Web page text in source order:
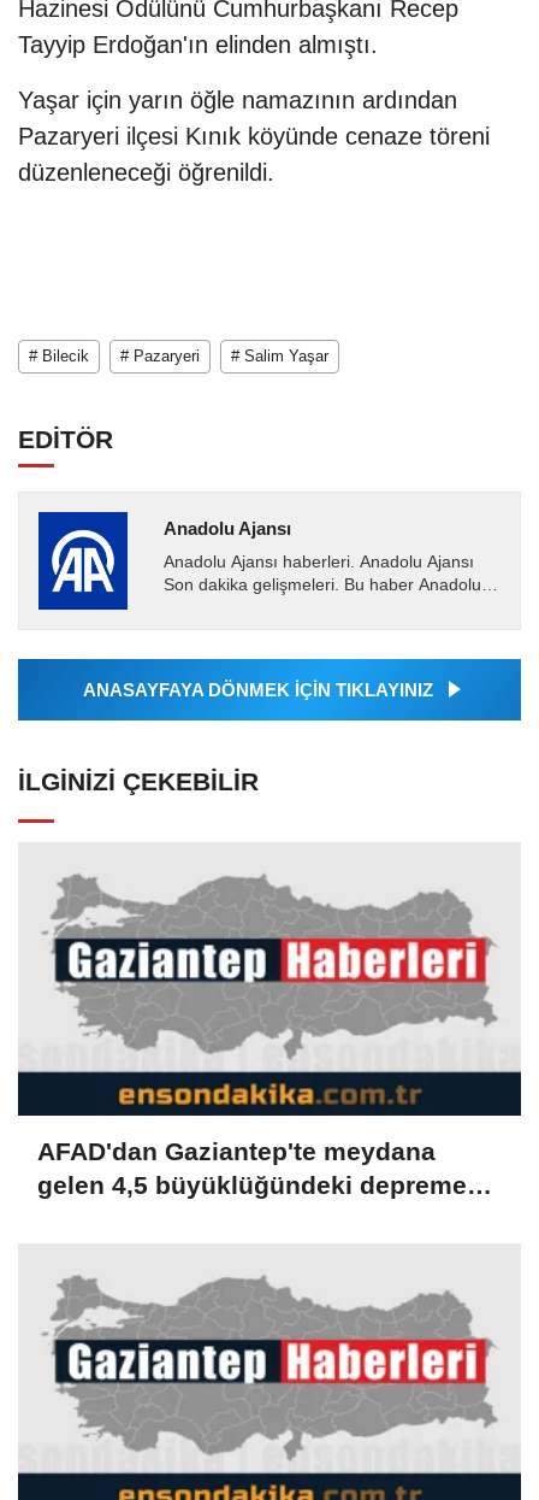
Hazinesi Ödülünü Cumhurbaşkanı Recep
Tayyip Erdoğan'ın elinden almıştı.
Yaşar için yarın öğle namazının ardından
Pazaryeri ilçesi Kınık köyünde cenaze töreni
düzenleneceği öğrenildi.
# Bilecik # Pazaryeri # Salim Yaşar
EDİTÖR
Anadolu Ajansı
Anadolu Ajansı haberleri. Anadolu Ajansı
Son dakika gelişmeleri. Bu haber Anadolu
Ajansı tarafından...
ANASAYFAYA DÖNMEK İÇİN TIKLAYINIZ
İLGINIZI ÇEKEBILIR
AFAD'dan Gaziantep'te meydana
gelen 4,5 büyüklüğündeki depreme